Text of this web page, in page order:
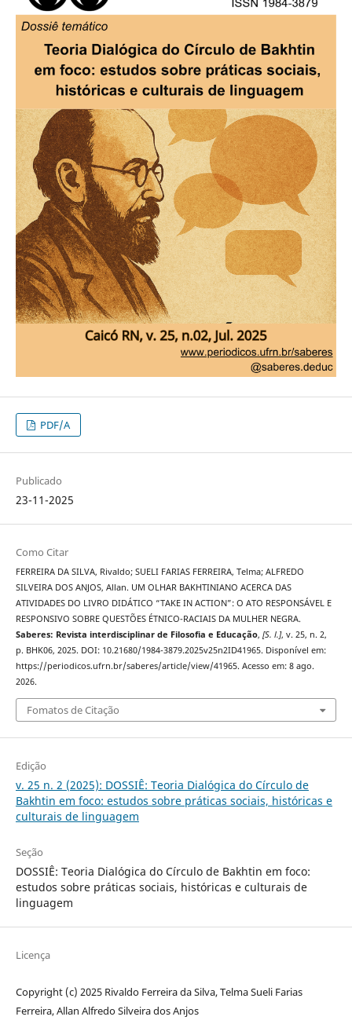
PDF/A
Publicado
23-11-2025
Como Citar
FERREIRA DA SILVA, Rivaldo; SUELI FARIAS FERREIRA, Telma; ALFREDO
SILVEIRA DOS ANJOS, Allan. UM OLHAR BAKHTINIANO ACERCA DAS
ATIVIDADES DO LIVRO DIDÁTICO “TAKE IN ACTION”: O ATO RESPONSÁVEL E
RESPONSIVO SOBRE QUESTÕES ÉTNICO-RACIAIS DA MULHER NEGRA.
Saberes: Revista interdisciplinar de Filosofia e Educação, [S. l.], v. 25, n. 2,
p. BHK06, 2025. DOI: 10.21680/1984-3879.2025v25n2ID41965. Disponível em:
https://periodicos.ufrn.br/saberes/article/view/41965. Acesso em: 8 ago.
2026.
Fomatos de Citação
Edição
v. 25 n. 2 (2025): DOSSIÊ: Teoria Dialógica do Círculo de
Bakhtin em foco: estudos sobre práticas sociais, históricas e
culturais de linguagem
Seção
DOSSIÊ: Teoria Dialógica do Círculo de Bakhtin em foco:
estudos sobre práticas sociais, históricas e culturais de
linguagem
Licença
Copyright (c) 2025 Rivaldo Ferreira da Silva, Telma Sueli Farias
Ferreira, Allan Alfredo Silveira dos Anjos